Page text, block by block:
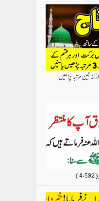
تین مرتبہ پڑھیں
(4,592)